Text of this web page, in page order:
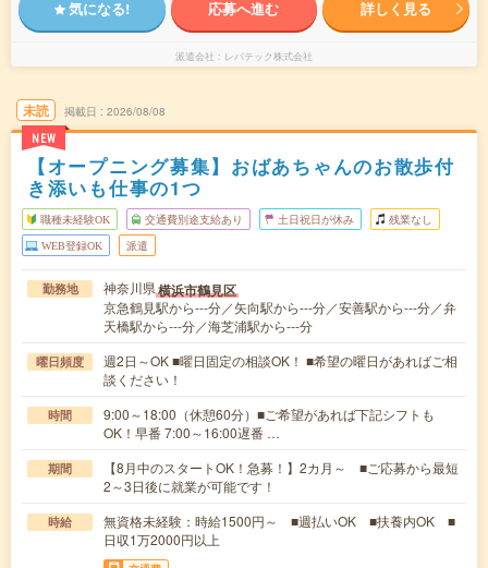
気になる! 応募へ進む 詳しく見る
派遣会社 レバテック株式会社
未読
NEW
掲載日 2026/08/08
【オープニング募集】おばあちゃんのお散歩付
き添いも仕事の1つ
職種未経験OK 交通費別途支給あり 土日祝日が休み 残業なし
WEB登録OK 派遣
勤務地 神奈川県横浜市鶴見区
京急鶴見駅から---分／矢向駅から---分／安善駅から---分／弁
天橋駅から---分／海芝浦駅から---分
曜日頻度
週2日～OK ■曜日固定の相談OK！ ■希望の曜日があればご相
談ください！
時間
9:00～18:00（休憩60分）■ご希望があれば下記シフトも
OK！早番 7:00～16:00遅番 …
期間
【8月中のスタートOK！急募！】2カ月～ ■ご応募から最短
2～3日後に就業が可能です！
時給
無資格未経験：時給1500円～ ■週払いOK ■扶養内OK ■
日収1万2000円以上